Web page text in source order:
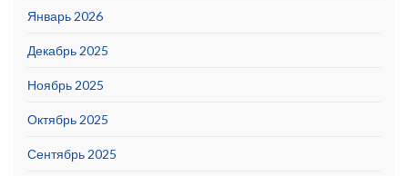
Январь 2026
Декабрь 2025
Ноябрь 2025
Октябрь 2025
Сентябрь 2025